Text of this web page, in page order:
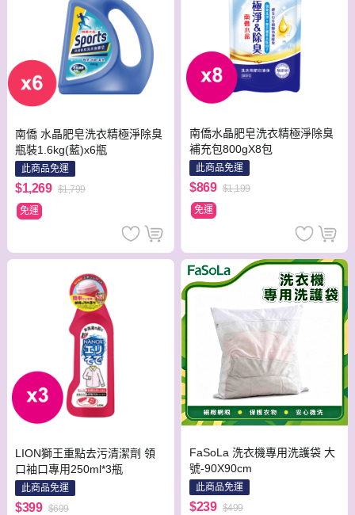
南僑 水晶肥皂洗衣精極淨除臭
瓶裝1.6kg(藍)x6瓶
此商品免運
$1,269 $1,799
免運
南僑水晶肥皂洗衣精極淨除臭
補充包800gX8包
此商品免運
$869 $1,199
免運
LION獅王重點去污清潔劑 領
口袖口專用250ml*3瓶
此商品免運
$399 $699
FaSoLa 洗衣機專用洗護袋 大
號-90X90cm
此商品免運
$239 $499